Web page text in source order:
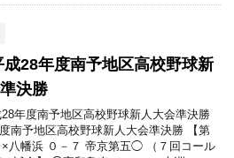
成28年度南予地区高校野球新
決勝
年度南予地区高校野球新人大会準決勝
南予地区高校野球新人大会準決勝 【第
×八幡浜 ０－７ 帝京第五◯ （７回コール